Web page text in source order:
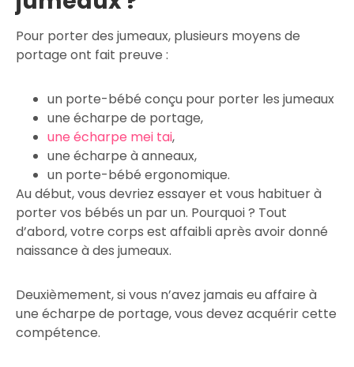
Pour porter des jumeaux, plusieurs moyens de
portage ont fait preuve :
un porte-bébé conçu pour porter les jumeaux
une écharpe de portage,
une écharpe mei tai,
une écharpe à anneaux,
un porte-bébé ergonomique.
Au début, vous devriez essayer et vous habituer à
porter vos bébés un par un. Pourquoi ? Tout
d’abord, votre corps est affaibli après avoir donné
naissance à des jumeaux.
Deuxièmement, si vous n’avez jamais eu affaire à
une écharpe de portage, vous devez acquérir cette
compétence.